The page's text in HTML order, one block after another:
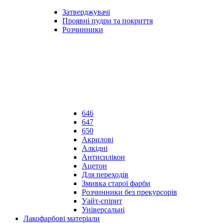
Затверджувачі
Проявні пудри та покриття
Розчинники
646
647
650
Акрилові
Алкідні
Антисилікон
Ацетон
Для переходів
Змивка старої фарби
Розчинники без прекурсорів
Уайт-спірит
Універсальні
Лакофарбові матеріали